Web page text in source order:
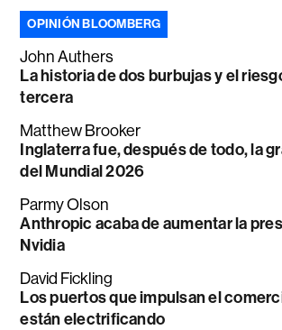
OPINIÓN BLOOMBERG
John Authers
La historia de dos burbujas y el
tercera
Matthew Brooker
Inglaterra fue, después de todo, la
del Mundial 2026
Parmy Olson
Anthropic acaba de aumentar la
Nvidia
David Fickling
Los puertos que impulsan el
están electrificando